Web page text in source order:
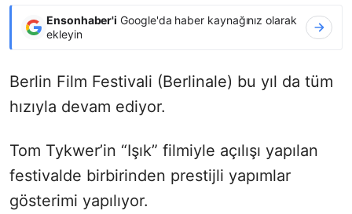
Ensonhaber'i Google'da haber kaynağınız olarak
ekleyin
Berlin Film Festivali (Berlinale) bu yıl da tüm
hızıyla devam ediyor.
Tom Tykwer’in “Işık” filmiyle açılışı yapılan
festivalde birbirinden prestijli yapımlar
gösterimi yapılıyor.